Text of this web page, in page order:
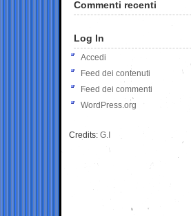
Commenti recenti
Log In
Accedi
Feed dei contenuti
Feed dei commenti
WordPress.org
Credits: G.I